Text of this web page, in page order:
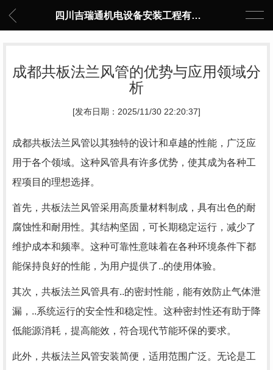
四川吉瑞通机电设备安装工程有限公司
成都共板法兰风管的优势与应用领域分
析
[发布日期：2025/11/30 22:20:37]
成都共板法兰风管以其独特的设计和卓越的性能，广泛应
用于各个领域。这种风管具有许多优势，使其成为各种工
程项目的理想选择。
首先，共板法兰风管采用高质量材料制成，具有出色的耐
腐蚀性和耐用性。其结构坚固，可长期稳定运行，减少了
维护成本和频率。这种可靠性意味着在各种环境条件下都
能保持良好的性能，为用户提供了..的使用体验。
其次，共板法兰风管具有..的密封性能，能有效防止气体泄
漏，..系统运行的安全性和稳定性。这种密封性还有助于降
低能源消耗，提高能效，符合现代节能环保的要求。
此外，共板法兰风管安装简便，适用范围广泛。无论是工